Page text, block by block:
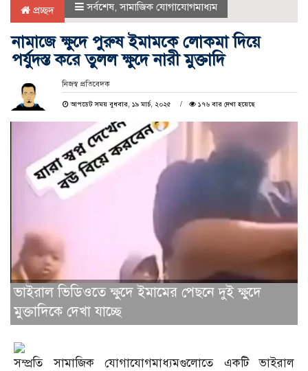
প্রচ্ছদ সর্বশেষ,সামাজিক যোগাযোগমাধ্যম
নামাজে ক্ষুদে পুরুষ ইমামকে লোকমা দিয়ে
পর্যুদস্ত করে তুলল ক্ষুদে নারী মুক্তাদি
নিজস্ব প্রতিবেদক
আপডেট সময় বুধবার, ১৯ মার্চ, ২০২৫ ১৭৬ বার দেখা হয়েছে
ভাইরাল ভিডিওতে ক্ষুদে ইমামের পেছনে দুই ক্ষুদে
মুক্তাদিকে দেখা যাচ্ছে
সম্প্রতি সামাজিক যোগাযোগমাধ্যমগুলোতে একটি ভাইরাল